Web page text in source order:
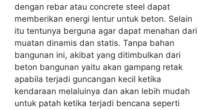
dengan rebar atau concrete steel dapat
memberikan energi lentur untuk beton. Selain
itu tentunya berguna agar dapat menahan dari
muatan dinamis dan statis. Tanpa bahan
bangunan ini, akibat yang ditimbulkan dari
beton bangunan yaitu akan gampang retak
apabila terjadi guncangan kecil ketika
kendaraan melaluinya dan akan lebih mudah
untuk patah ketika terjadi bencana seperti